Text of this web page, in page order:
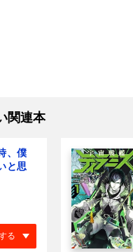
関連本
、僕
と思
る